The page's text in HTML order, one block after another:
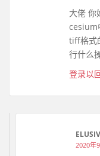
大佬 你
cesium
tiff格式
行什么
登录以
2020年